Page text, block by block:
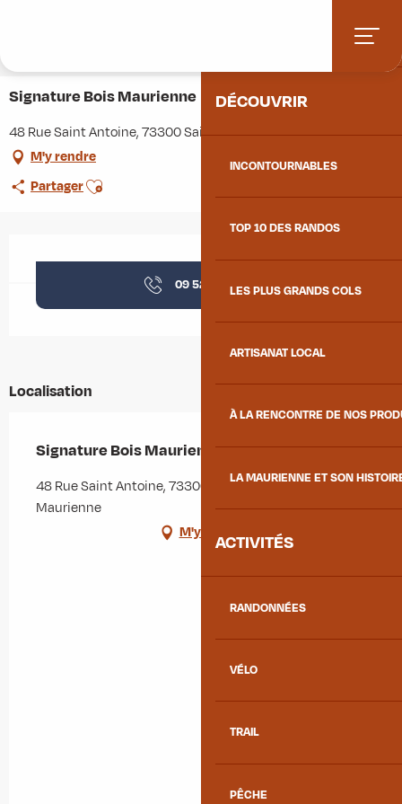
principal
DÉCOUVRIR
INCONTOURNABLES
TOP 10 DES RANDOS
LES PLUS GRANDS COLS
ARTISANAT LOCAL
À LA RENCONTRE DE NOS
LA MAURIENNE ET SON
ACTIVITÉS
RANDONNÉES
VÉLO
TRAIL
PÊCHE
Signature Bois Maurienne
48 Rue Saint Antoine, 73300 Saint-Jean-de-Maurienne
M'y rendre
PartagerAjouter aux favoris
09 52 58 11▒▒
Localisation
Signature Bois Maurienne
48 Rue Saint Antoine, 73300 Saint-Jean-de-
Maurienne
M'y rendre